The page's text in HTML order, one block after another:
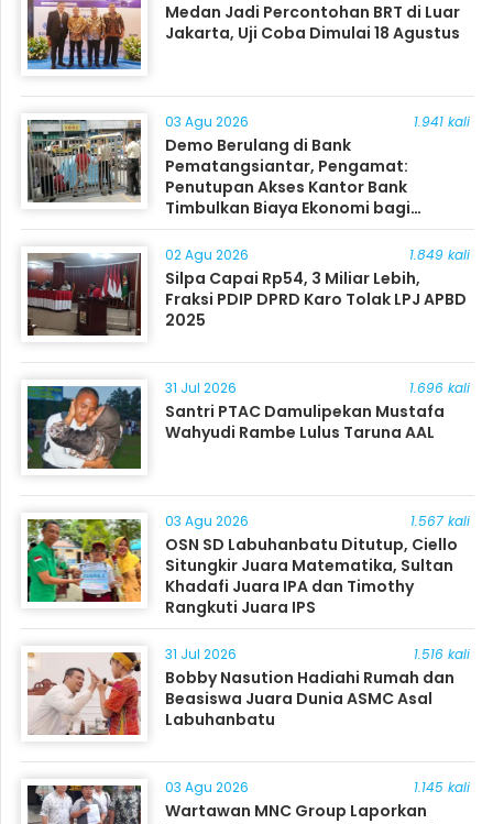
Medan Jadi Percontohan BRT di Luar
Jakarta, Uji Coba Dimulai 18 Agustus
03 Agu 2026 1.941 kali
Demo Berulang di Bank
Pematangsiantar, Pengamat:
Penutupan Akses Kantor Bank
Timbulkan Biaya Ekonomi bagi
Masyarakat
02 Agu 2026 1.849 kali
Silpa Capai Rp54, 3 Miliar Lebih,
Fraksi PDIP DPRD Karo Tolak LPJ APBD
2025
31 Jul 2026 1.696 kali
Santri PTAC Damulipekan Mustafa
Wahyudi Rambe Lulus Taruna AAL
03 Agu 2026 1.567 kali
OSN SD Labuhanbatu Ditutup, Ciello
Situngkir Juara Matematika, Sultan
Khadafi Juara IPA dan Timothy
Rangkuti Juara IPS
31 Jul 2026 1.516 kali
Bobby Nasution Hadiahi Rumah dan
Beasiswa Juara Dunia ASMC Asal
Labuhanbatu
03 Agu 2026 1.145 kali
Wartawan MNC Group Laporkan